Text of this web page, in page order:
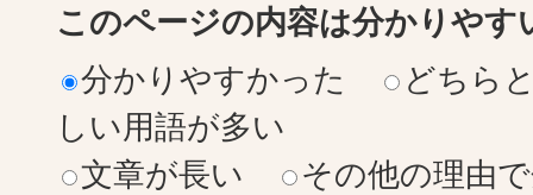
このページの内容は分かりやす
分かりやすかった
どちら
しい用語が多い
文章が長い
その他の理由